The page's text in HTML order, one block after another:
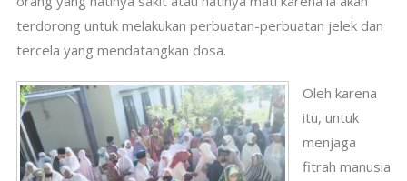
terdorong untuk melakukan perbuatan-perbuatan jelek dan
tercela yang mendatangkan dosa.
Oleh karena
itu, untuk
menjaga
fitrah manusia